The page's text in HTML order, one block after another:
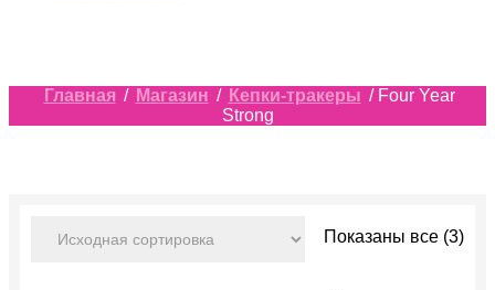
Главная / Магазин / Кепки-тракеры / Four Year
Strong
Показаны все (3)